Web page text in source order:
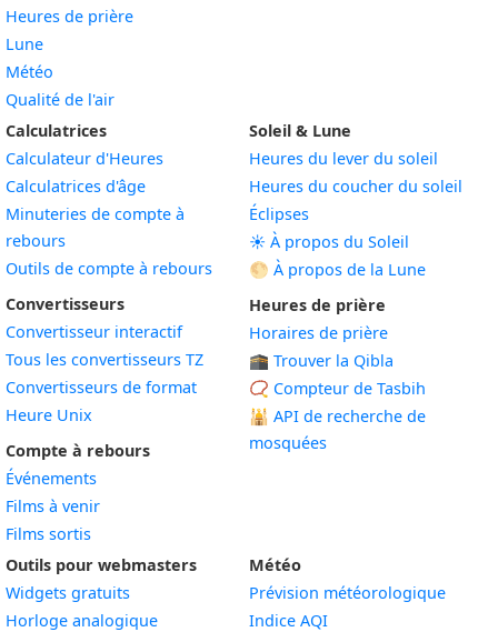
Heures de prière
Lune
Météo
Qualité de l'air
Calculatrices
Calculateur d'Heures
Calculatrices d'âge
Minuteries de compte à
rebours
Outils de compte à rebours
Convertisseurs
Convertisseur interactif
Tous les convertisseurs TZ
Convertisseurs de format
Heure Unix
Compte à rebours
Événements
Films à venir
Films sortis
Soleil & Lune
Heures du lever du soleil
Heures du coucher du soleil
Éclipses
☀️ À propos du Soleil
🌕 À propos de la Lune
Heures de prière
Horaires de prière
🕋 Trouver la Qibla
📿 Compteur de Tasbih
🕌 API de recherche de
mosquées
Outils pour webmasters
Widgets gratuits
Horloge analogiqueWidget
Météo
Prévision météorologique
Indice AQI